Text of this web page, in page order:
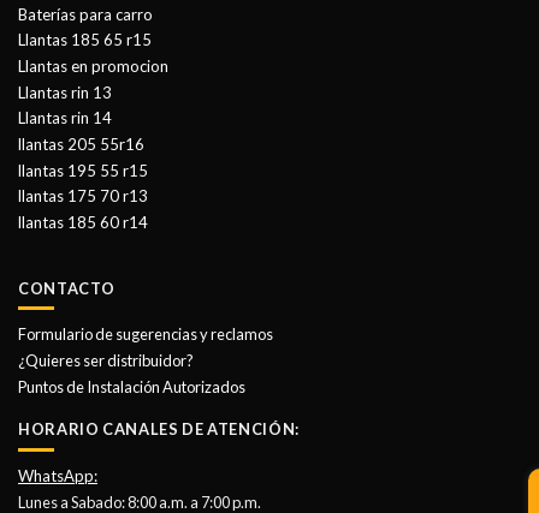
Baterías para carro
Llantas 185 65 r15
Llantas en promocion
Llantas rin 13
Llantas rin 14
llantas 205 55r16
llantas 195 55 r15
llantas 175 70 r13
llantas 185 60 r14
CONTACTO
Formulario de sugerencias y reclamos
¿Quieres ser distribuidor?
Puntos de Instalación Autorizados
HORARIO CANALES DE ATENCIÓN:
WhatsApp:
Lunes a Sabado: 8:00 a.m. a 7:00 p.m.